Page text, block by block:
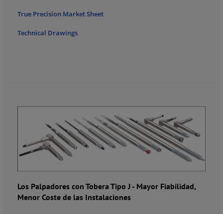
True Precision Market Sheet
Technical Drawings
Los Palpadores con Tobera Tipo J - Mayor Fiabilidad,
Menor Coste de las Instalaciones